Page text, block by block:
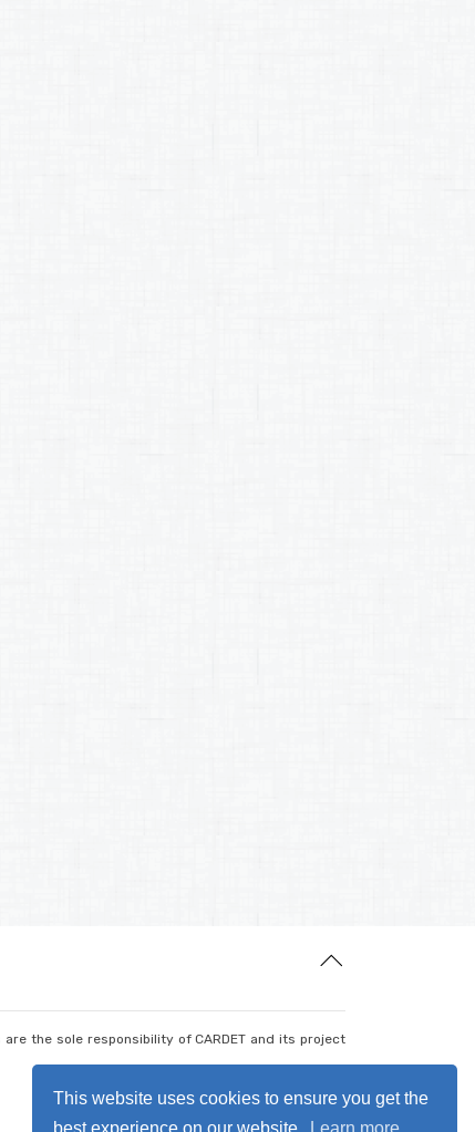
This website uses cookies to ensure you get the
the sole responsibility of CARDET and its project